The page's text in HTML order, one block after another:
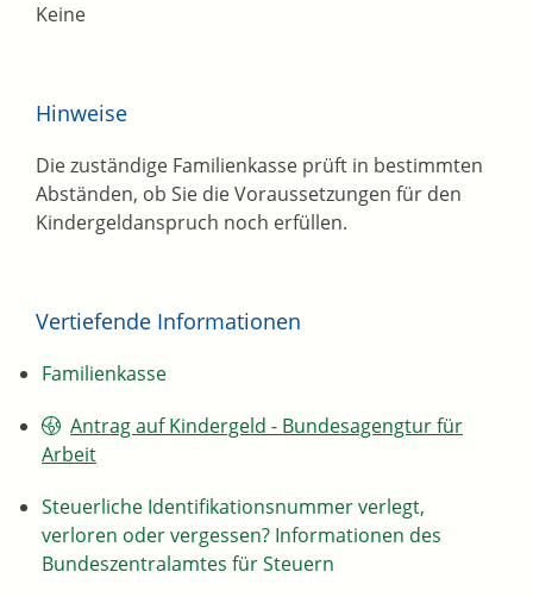
Keine
Hinweise
Die zuständige Familienkasse prüft in bestimmten
Abständen, ob Sie die Voraussetzungen für den
Kindergeldanspruch noch erfüllen.
Vertiefende Informationen
Familienkasse
Antrag auf Kindergeld - Bundesagengtur für
Arbeit
Steuerliche Identifikationsnummer verlegt,
verloren oder vergessen? Informationen des
Bundeszentralamtes für Steuern